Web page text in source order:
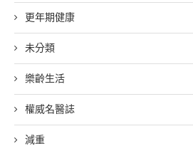
更年期健康
未分類
樂齡生活
權威名醫誌
減重